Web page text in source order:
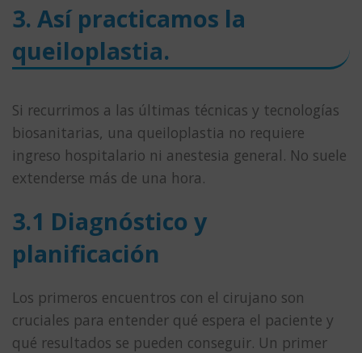
3. Así practicamos la
queiloplastia.
Si recurrimos a las últimas técnicas y tecnologías
biosanitarias, una queiloplastia no requiere
ingreso hospitalario ni anestesia general. No suele
extenderse más de una hora.
3.1 Diagnóstico y
planificación
Los primeros encuentros con el cirujano son
cruciales para entender qué espera el paciente y
qué resultados se pueden conseguir. Un primer